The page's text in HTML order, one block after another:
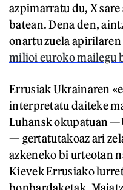
azpimarratu du, X
batean. Dena den,
onartu zuela apirilaren
milioi euroko mailegu
Errusiak Ukrainaren
interpretatu daiteke
Luhansk okupatuan
— gertatutakoaz ari
azkeneko bi urteotan
Kievek Errusiako
bonbardaketak.